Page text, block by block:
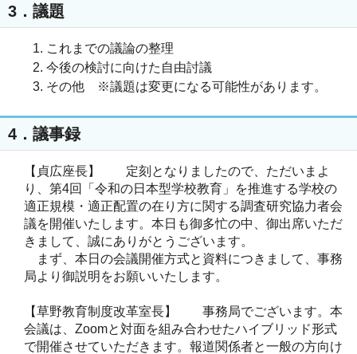
3．議題
これまでの議論の整理
今後の検討に向けた自由討議
その他 ※議題は変更になる可能性があります。
4．議事録
【貞広座長】 定刻となりましたので、ただいまよ
り、第4回「令和の日本型学校教育」を推進する学校の
適正規模・適正配置の在り方に関する調査研究協力者会
議を開催いたします。本日も御多忙の中、御出席いただ
きまして、誠にありがとうございます。
まず、本日の会議開催方式と資料につきまして、事務
局より御説明をお願いいたします。
【草野教育制度改革室長】 事務局でございます。本
会議は、Zoomと対面を組み合わせたハイブリッド形式
で開催させていただきます。報道関係者と一般の方向け